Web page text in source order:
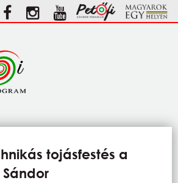
tojásfestés a
Sándor